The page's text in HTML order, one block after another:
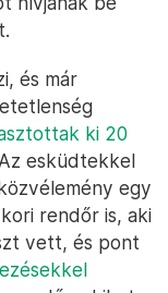
a
a
és
is. Emellett a
Read